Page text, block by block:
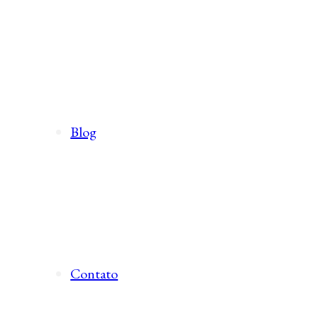
Blog
Contato